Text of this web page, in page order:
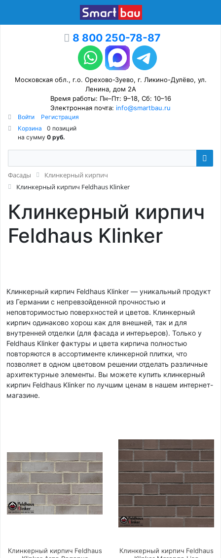
8 800 250-78-87
Московская обл., г.о. Орехово-Зуево, г. Ликино-Дулёво, ул.
Ленина, дом 2А
Время работы: Пн–Пт: 9–18, Сб: 10–16
Электронная почта: info@smartbau.ru
Войти
Регистрация
Корзина
0 позиций
на сумму 0 руб.
Фасады
Клинкерный кирпич
Клинкерный кирпич Feldhaus Klinker
Клинкерный кирпич
Feldhaus Klinker
Клинкерный кирпич Feldhaus Klinker — уникальный продукт
из Германии с непревзойденной прочностью и
неповторимостью поверхностей и цветов. Клинкерный
кирпич одинаково хорош как для внешней, так и для
внутренней отделки (для фасада и интерьеров). Только у
Feldhaus Klinker фактуры и цвета кирпича полностью
повторяются в ассортименте клинкерной плитки, что
позволяет в одном цветовом решении отделать различные
архитектурные элементы. Вы можете купить клинкерный
кирпич Feldhaus Klinker по лучшим ценам в нашем интернет-
магазине.
Клинкерный кирпич Feldhaus
Клинкерный кирпич Feldhaus